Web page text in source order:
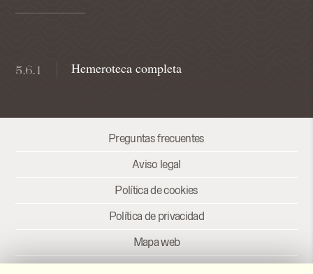
5.6.1 Hemeroteca completa
Preguntas frecuentes
Aviso legal
Política de cookies
Política de privacidad
Mapa web